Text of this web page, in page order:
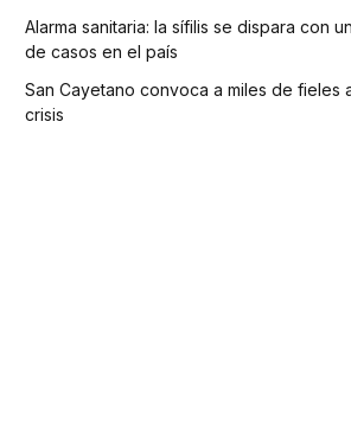
Alarma sanitaria: la sífilis se dispara con
de casos en el país
San Cayetano convoca a miles de fieles
crisis